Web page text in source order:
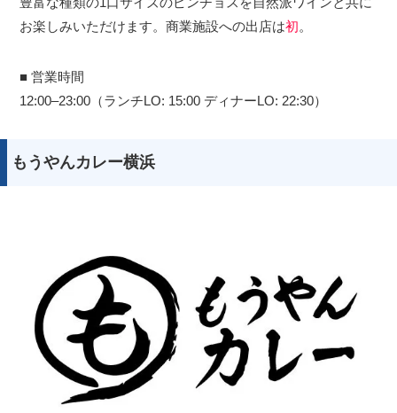
お楽しみいただけます。商業施設への出店は初。
■ 営業時間
12:00–23:00（ランチLO: 15:00 ディナーLO: 22:30）
もうやんカレー横浜